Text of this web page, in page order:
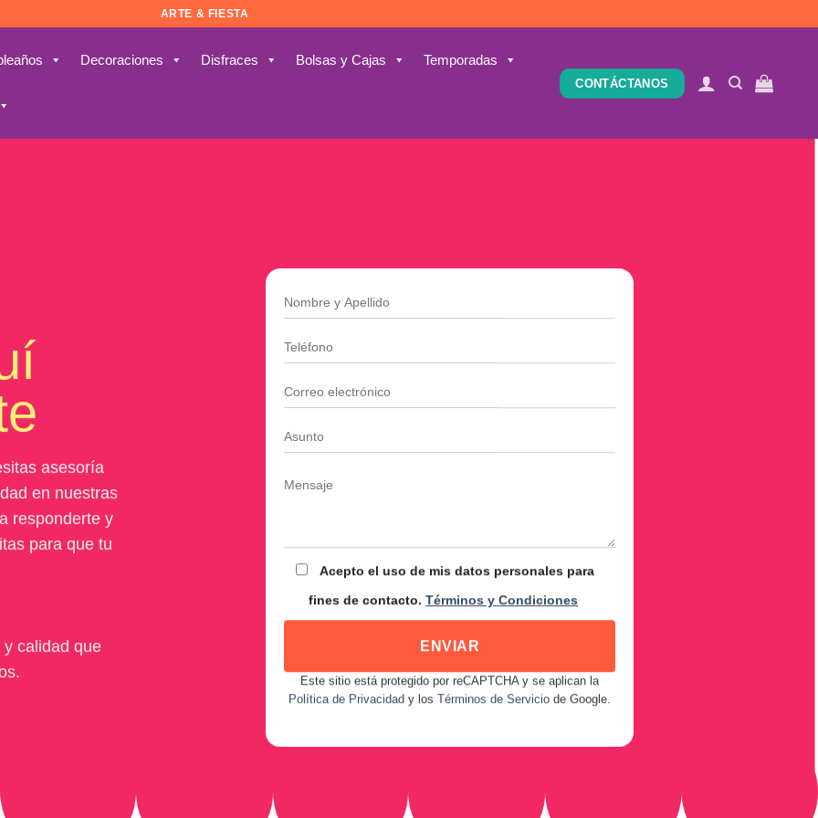
ARTE & FIESTA
Decoraciones Disfraces Bolsas y Cajas Temporadas
CONTÁCTANOS
Acepto el uso de mis datos personales para
fines de contacto.Términos y Condiciones
Este sitio está protegido por reCAPTCHA y se aplican la
Política de Privacidad y los Términos de Servicio de Google.
asesoría
en nuestras
responderte y
para que tu
calidad que